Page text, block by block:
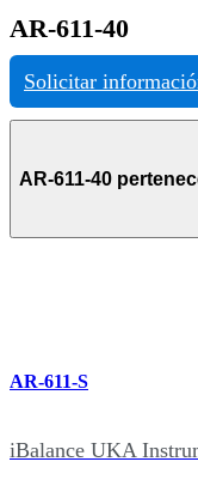
AR-611-40
Solicitar
AR-611-40
AR-611-S
iBalance UKA